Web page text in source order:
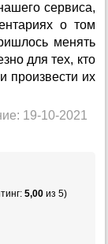
сервиса,
о том
менять
для тех, кто
произвести их
19-10-2021
5,00из 5)